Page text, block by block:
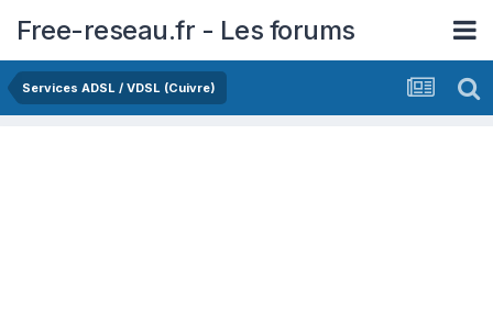
Free-reseau.fr - Les forums
Services ADSL / VDSL (Cuivre)